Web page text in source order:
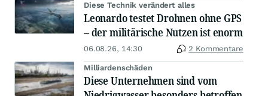
Diese Technik verändert alles
Leonardo testet Drohnen ohne GPS
– der militärische Nutzen ist enorm
06.08.26, 14:30 2 Kommentare
Milliardenschäden
Diese Unternehmen sind vom